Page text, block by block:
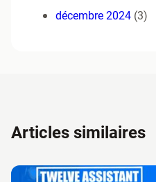
décembre 2024 (3)
Articles similaires